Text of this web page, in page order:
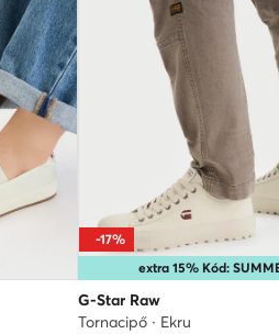
extra 15% Kód:
-17%
G-Star Raw
Tornacipő · Ekru